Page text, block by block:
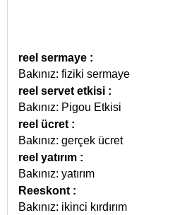
reel sermaye :
Bakınız: fiziki sermaye
reel servet etkisi :
Bakınız: Pigou Etkisi
reel ücret :
Bakınız: gerçek ücret
reel yatırım :
Bakınız: yatırım
Reeskont :
Bakınız: ikinci kırdırım